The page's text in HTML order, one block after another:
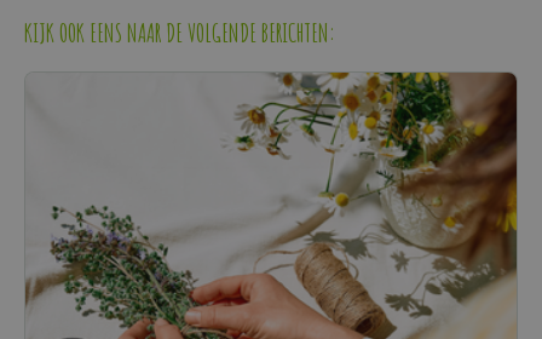
KIJK OOK EENS NAAR DE VOLGENDE BERICHTEN: